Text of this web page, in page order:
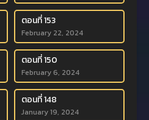
ตอนที่ 153
February 22, 2024
ตอนที่ 150
February 6, 2024
ตอนที่ 148
January 19, 2024